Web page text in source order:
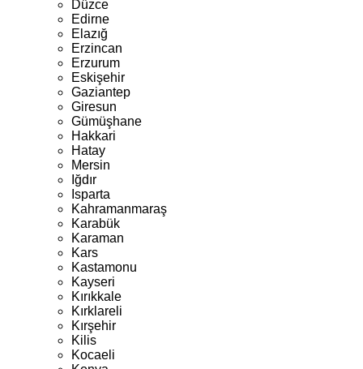
Düzce
Edirne
Elazığ
Erzincan
Erzurum
Eskişehir
Gaziantep
Giresun
Gümüşhane
Hakkari
Hatay
Mersin
Iğdır
Isparta
Kahramanmaraş
Karabük
Karaman
Kars
Kastamonu
Kayseri
Kırıkkale
Kırklareli
Kırşehir
Kilis
Kocaeli